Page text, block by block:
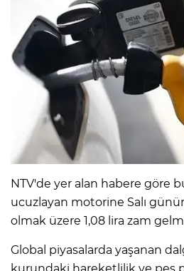
NTV'de yer alan habere göre
ucuzlayan motorine Salı
olmak üzere 1,08 lira zam
Global piyasalarda yaşanan